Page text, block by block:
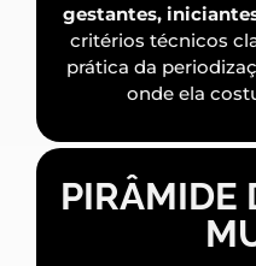
gestantes,
critérios técnicos
prática da
onde ela
PIRÂMIDE